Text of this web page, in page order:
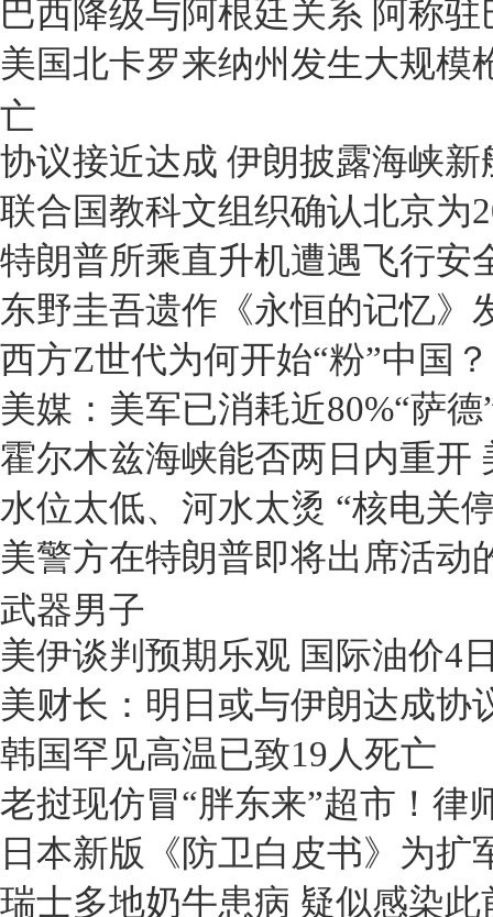
巴西降级与阿根廷关系 阿称
美国北卡罗来纳州发生大规模
亡
协议接近达成 伊朗披露海峡
联合国教科文组织确认北京为
特朗普所乘直升机遭遇飞行安
东野圭吾遗作《永恒的记忆》
西方Z世代为何开始“粉”中国？
美媒：美军已消耗近80%“萨
霍尔木兹海峡能否两日内重开
水位太低、河水太烫 “核电关
美警方在特朗普即将出席活动
武器男子
美伊谈判预期乐观 国际油价4
美财长：明日或与伊朗达成协
韩国罕见高温已致19人死亡
老挝现仿冒“胖东来”超市！律
日本新版《防卫白皮书》为扩
瑞士多地奶牛患病 疑似感染